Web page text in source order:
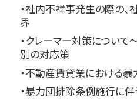
・社内不祥事発生の際の
界
・クレーマー対策につい
別の対応策
・不動産賃貸業における
・暴力団排除条例施行に